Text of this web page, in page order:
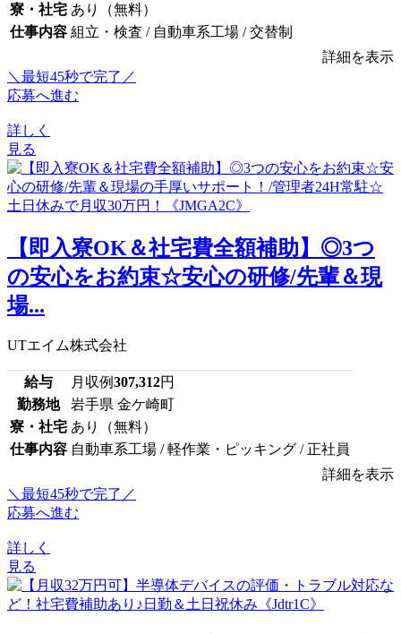
寮・社宅 あり（無料）
仕事内容 組立・検査 / 自動車系工場 / 交替制
詳細を表示
＼最短45秒で完了／
応募へ進む
詳しく
見る
【即入寮OK＆社宅費全額補助】◎3つ
の安心をお約束☆安心の研修/先輩＆現
場...
UTエイム株式会社
給与 月収例307,312円
勤務地
岩手県 金ケ崎町
寮・社宅 あり（無料）
仕事内容 自動車系工場 / 軽作業・ピッキング / 正社員
詳細を表示
＼最短45秒で完了／
応募へ進む
詳しく
見る